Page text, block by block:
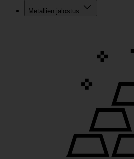
Metallien jalostus